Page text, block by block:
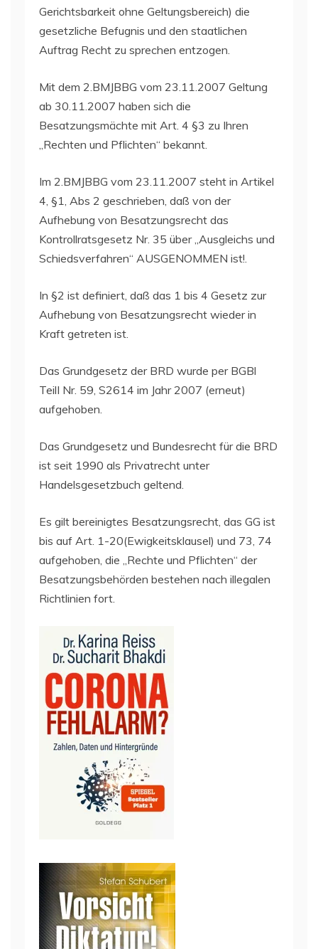
Gerichtsbarkeit ohne Geltungsbereich) die
gesetzliche Befugnis und den staatlichen
Auftrag Recht zu sprechen entzogen.
Mit dem 2.BMJBBG vom 23.11.2007 Geltung
ab 30.11.2007 haben sich die
Besatzungsmächte mit Art. 4 §3 zu Ihren
„Rechten und Pflichten“ bekannt.
Im 2.BMJBBG vom 23.11.2007 steht in Artikel
4, §1, Abs 2 geschrieben, daß von der
Aufhebung von Besatzungsrecht das
Kontrollratsgesetz Nr. 35 über „Ausgleichs und
Schiedsverfahren“ AUSGENOMMEN ist!.
In §2 ist definiert, daß das 1 bis 4 Gesetz zur
Aufhebung von Besatzungsrecht wieder in
Kraft getreten ist.
Das Grundgesetz der BRD wurde per BGBl
TeilI Nr. 59, S2614 im Jahr 2007 (erneut)
aufgehoben.
Das Grundgesetz und Bundesrecht für die BRD
ist seit 1990 als Privatrecht unter
Handelsgesetzbuch geltend.
Es gilt bereinigtes Besatzungsrecht, das GG ist
bis auf Art. 1-20(Ewigkeitsklausel) und 73, 74
aufgehoben, die „Rechte und Pflichten“ der
Besatzungsbehörden bestehen nach illegalen
Richtlinien fort.